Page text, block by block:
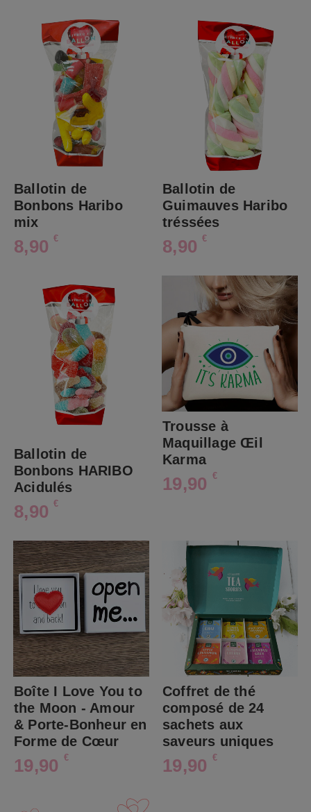
Ballotin de
Bonbons Haribo
mix
8,90 €
Ballotin de
Guimauves Haribo
tréssées
8,90 €
Ballotin de
Bonbons HARIBO
Acidulés
8,90 €
Trousse à
Maquillage Œil
Karma
19,90 €
Boîte I Love You to
the Moon - Amour
& Porte-Bonheur en
Forme de Cœur
19,90 €
Coffret de thé
composé de 24
sachets aux
saveurs uniques
19,90 €